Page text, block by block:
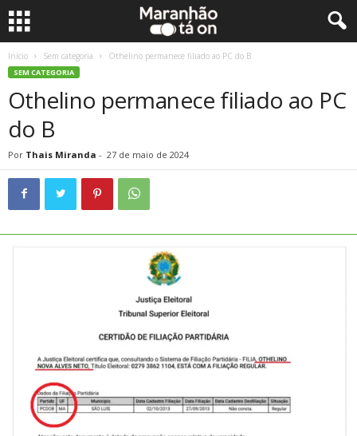
Início Sem categoria Othelino permanece filiado ao PC do B
SEM CATEGORIA
Othelino permanece filiado ao PC
do B
Por Thais Miranda - 27 de maio de 2024